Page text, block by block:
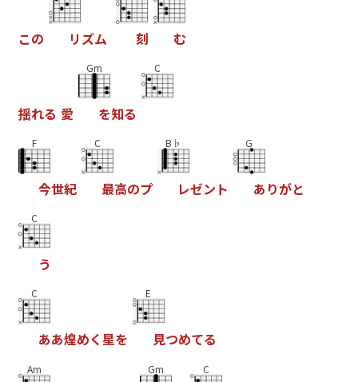
この リ ズム 刻 む
揺れる 愛
Gm
を知る
C
F
今世紀
C
最高のプ
B♭
レゼン ト
G
あ りがと
C
う
C
ああ煌めく星を
E
見つめてる
Am Gm C